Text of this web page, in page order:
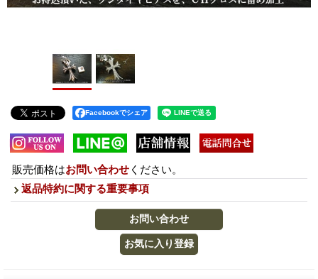
Facebookでシェア
販売価格はお問い合わせ ください。
返品特約に関する重要事項